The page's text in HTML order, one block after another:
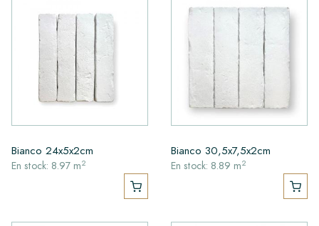
Bianco 24x5x2cm
En stock: 8.97 m2
Bianco 30,5x7,5x2cm
En stock: 8.89 m2